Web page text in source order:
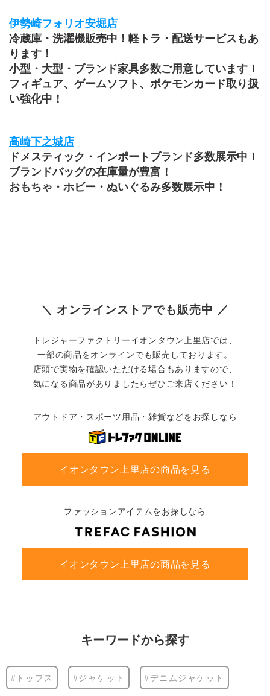
伊勢崎フォリオ安堀店
冷蔵庫・洗濯機販売中！軽トラ・配送サービスもあ
ります！
小型・大型・ブランド家具多数ご用意しています！
﻿フィギュア、ゲームソフト、ポケモンカード取り扱
い強化中！
高崎下之城店
ドメスティック・インポートブランド多数展示中！
ブランドバッグの在庫量が豊富！
おもちゃ・ホビー・ぬいぐるみ多数展示中！
＼ オンラインストアでも販売中 ／
トレジャーファクトリーイオンタウン上里店では、
一部の商品をオンラインでも販売しております。
店頭で実物を確認いただける場合もありますので、
気になる商品がありましたらぜひご来店ください！
アウトドア・スポーツ用品・雑貨などをお探しなら
イオンタウン上里店の商品を見る
ファッションアイテムをお探しなら
イオンタウン上里店の商品を見る
キーワードから探す
#トップス #ジャケット #デニムジャケット